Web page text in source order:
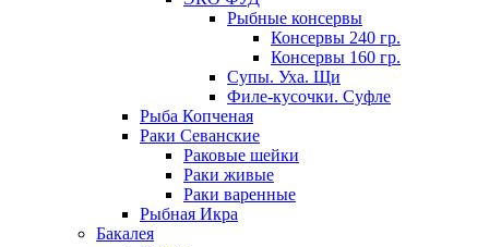
Рыбные консервы
Консервы 240 гр.
Консервы 160 гр.
Супы. Уха. Щи
Филе-кусочки. Суфле
Рыба Копченая
Раки Севанские
Раковые шейки
Раки живые
Раки варенные
Рыбная Икра
Бакалея